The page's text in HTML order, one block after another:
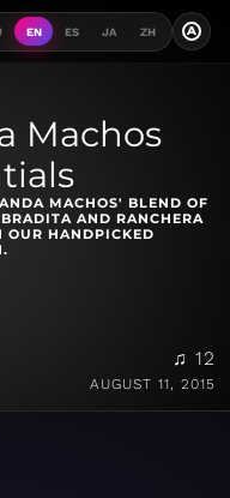
EN ES JA ZH A
Machos
MACHOS' BLEND OF
AND RANCHERA
OUR HANDPICKED
♫ 12
AUGUST 11, 2015